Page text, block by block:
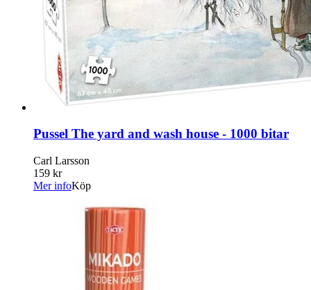
Pussel The yard and wash house - 1000 bitar
Carl Larsson
159 kr
Mer infoKöp